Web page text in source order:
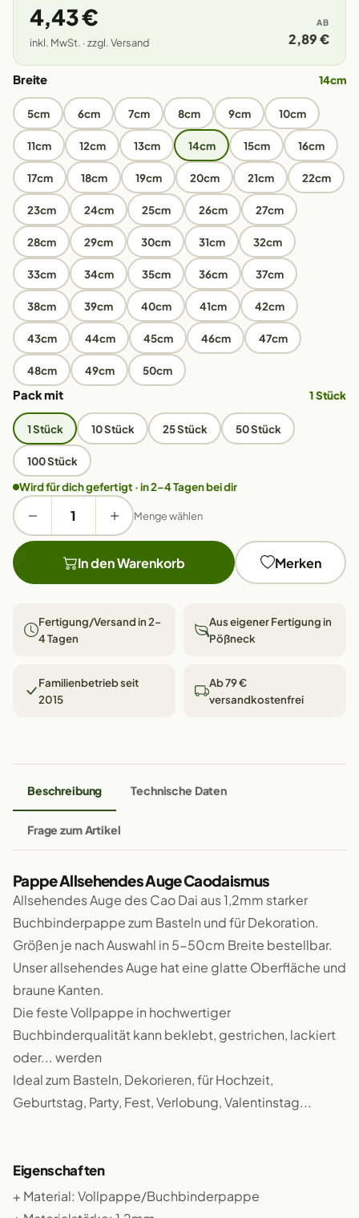
4,43 €
inkl. MwSt. · zzgl. Versand
AB
2,89 €
Breite 14cm
5cm 6cm 7cm 8cm 9cm 10cm
11cm 12cm 13cm 14cm 15cm 16cm
17cm 18cm 19cm 20cm 21cm 22cm
23cm 24cm 25cm 26cm 27cm
28cm 29cm 30cm 31cm 32cm
33cm 34cm 35cm 36cm 37cm
38cm 39cm 40cm 41cm 42cm
43cm 44cm 45cm 46cm 47cm
48cm 49cm 50cm
Pack mit 1 Stück
1 Stück 10 Stück 25 Stück 50 Stück
100 Stück
Wird für dich gefertigt · in 2–4 Tagen bei dir
Menge wählen
In den Warenkorb Merken
Fertigung/Versand in 2–
4 Tagen
Aus eigener Fertigung in
Pößneck
Familienbetrieb seit
2015
Ab 79 €
versandkostenfrei
Beschreibung Technische Daten
Frage zum Artikel
Pappe Allsehendes Auge Caodaismus
Allsehendes Auge des Cao Dai aus 1,2mm starker
Buchbinderpappe zum Basteln und für Dekoration.
Größen je nach Auswahl in 5-50cm Breite bestellbar.
Unser allsehendes Auge hat eine glatte Oberfläche und
braune Kanten.
Die feste Vollpappe in hochwertiger
Buchbinderqualität kann beklebt, gestrichen, lackiert
oder... werden
Ideal zum Basteln, Dekorieren, für Hochzeit,
Geburtstag, Party, Fest, Verlobung, Valentinstag...
Eigenschaften
+ Material: Vollpappe/Buchbinderpappe